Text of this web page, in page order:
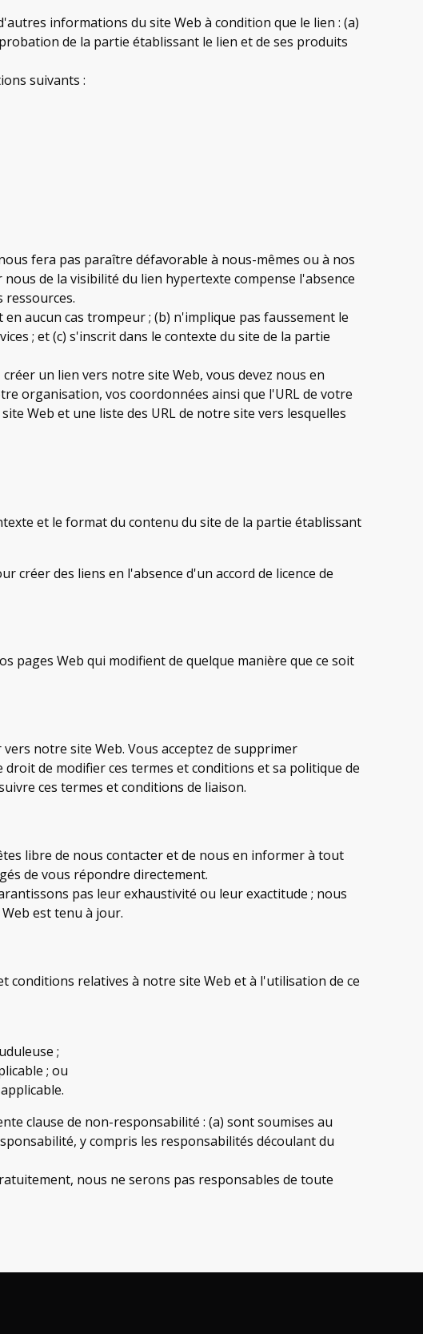
informations du site Web à condition que le lien : (a)
de la partie établissant le lien et de ses produits
suivants :
fera pas paraître défavorable à nous-mêmes ou à nos
de la visibilité du lien hypertexte compense l'absence
ressources.
aucun cas trompeur ; (b) n'implique pas faussement le
; et (c) s'inscrit dans le contexte du site de la partie
un lien vers notre site Web, vous devez nous en
organisation, vos coordonnées ainsi que l'URL de votre
Web et une liste des URL de notre site vers lesquelles
et le format du contenu du site de la partie établissant
créer des liens en l'absence d'un accord de licence de
pages Web qui modifient de quelque manière que ce soit
notre site Web. Vous acceptez de supprimer
de modifier ces termes et conditions et sa politique de
ces termes et conditions de liaison.
libre de nous contacter et de nous en informer à tout
de vous répondre directement.
pas leur exhaustivité ou leur exactitude ; nous
est tenu à jour.
conditions relatives à notre site Web et à l'utilisation de ce
;
; ou
clause de non-responsabilité : (a) sont soumises au
y compris les responsabilités découlant du
nous ne serons pas responsables de toute